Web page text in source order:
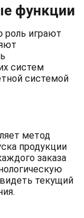
функции
играют
систем
системой
метод
продукции
заказа
текущий